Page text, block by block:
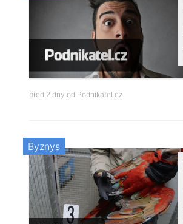
před 2 dny od Podnikatel.cz
Byznys